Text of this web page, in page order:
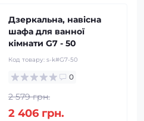
Дзеркальна, навісна
шафа для ванної
кімнати G7 - 50
Код товару: s-k#G7-50
0
2 579 грн.
2 406 грн.